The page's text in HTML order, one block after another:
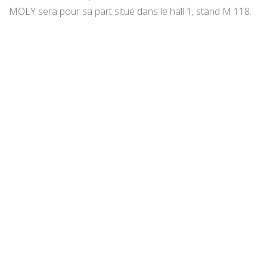
MOLY sera pour sa part situé dans le hall 1, stand M 118.